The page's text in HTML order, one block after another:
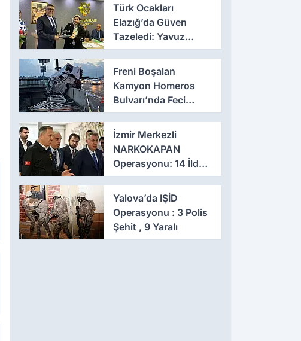
Türk Ocakları
Elazığ’da Güven
Tazeledi: Yavuz
Haykır Yeniden
Başkan
Freni Boşalan
Kamyon Homeros
Bulvarı’nda Feci
Kazaya Neden Oldu
İzmir Merkezli
NARKOKAPAN
Operasyonu: 14 İlde
Eş Zamanlı Baskın,
641 Gözaltı
Yalova’da IŞİD
Operasyonu : 3 Polis
Şehit , 9 Yaralı